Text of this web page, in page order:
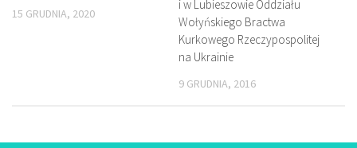
15 GRUDNIA, 2020
i w Lubieszowie Oddziału
Wołyńskiego Bractwa
Kurkowego Rzeczypospolitej
na Ukrainie
9 GRUDNIA, 2016